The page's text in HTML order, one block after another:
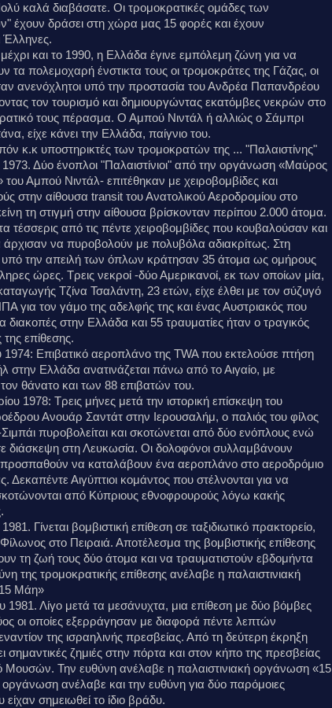
καλά διαβάσατε. Οι τρομοκρατικές ομάδες των
έχουν δράσει στη χώρα μας 15 φορές και έχουν
Έλληνες.
και το 1990, η Ελλάδα έγινε εμπόλεμη ζώνη για να
τα πολεμοχαρή ένστικτα τους οι τρομοκράτες της Γάζας, οι
ανενόχλητοι υπό την προστασία του Ανδρέα Παπανδρέου
τον τουρισμό και δημιουργώντας εκατόμβες νεκρών στο
τους πέρασμα. Ο Αμπού Νιντάλ ή αλλιώς ο Σάμπρι
είχε κάνει την Ελλάδα, παίγνιο του.
κ.κ υποστηρικτές των τρομοκρατών της ... "Παλαιστίνης"
Δύο ένοπλοι "Παλαιστίνιοι" από την οργάνωση «Μαύρος
Αμπού Νιντάλ- επιτέθηκαν με χειροβομβίδες και
στην αίθουσα transit του Ανατολικού Αεροδρομίου στο
τη στιγμή στην αίθουσα βρίσκονταν περίπου 2.000 άτομα.
τέσσερις από τις πέντε χειροβομβίδες που κουβαλούσαν και
άρχισαν να πυροβολούν με πολυβόλα αδιακρίτως. Στη
υπό την απειλή των όπλων κράτησαν 35 άτομα ως ομήρους
ώρες. Τρεις νεκροί -δύο Αμερικανοί, εκ των οποίων μία,
Τζίνα Τσαλάντη, 23 ετών, είχε έλθει με τον σύζυγό
για τον γάμο της αδελφής της και ένας Αυστριακός που
διακοπές στην Ελλάδα και 55 τραυματίες ήταν ο τραγικός
επίθεσης.
Επιβατικό αεροπλάνο της TWA που εκτελούσε πτήση
στην Ελλάδα ανατινάζεται πάνω από το Αιγαίο, με
θάνατο και των 88 επιβατών του.
1978: Τρεις μήνες μετά την ιστορική επίσκεψη του
Ανουάρ Σαντάτ στην Ιερουσαλήμ, ο παλιός του φίλος
πυροβολείται και σκοτώνεται από δύο ενόπλους ενώ
διάσκεψη στη Λευκωσία. Οι δολοφόνοι συλλαμβάνουν
προσπαθούν να καταλάβουν ένα αεροπλάνο στο αεροδρόμιο
Δεκαπέντε Αιγύπτιοι κομάντος που στέλνονται για να
από Κύπριους εθνοφρουρούς λόγω κακής
Γίνεται βομβιστική επίθεση σε ταξιδιωτικό πρακτορείο,
στο Πειραιά. Αποτέλεσμα της βομβιστικής επίθεσης
τη ζωή τους δύο άτομα και να τραυματιστούν εβδομήντα
της τρομοκρατικής επίθεσης ανέλαβε η παλαιστινιακή
Μάη»
1981. Λίγο μετά τα μεσάνυχτα, μια επίθεση με δύο βόμβες
οι οποίες εξερράγησαν με διαφορά πέντε λεπτών
της ισραηλινής πρεσβείας. Από τη δεύτερη έκρηξη
σημαντικές ζημιές στην πόρτα και στον κήπο της πρεσβείας
Μουσών. Την ευθύνη ανέλαβε η παλαιστινιακή οργάνωση «15
ανέλαβε και την ευθύνη για δύο παρόμοιες
είχαν σημειωθεί το ίδιο βράδυ.